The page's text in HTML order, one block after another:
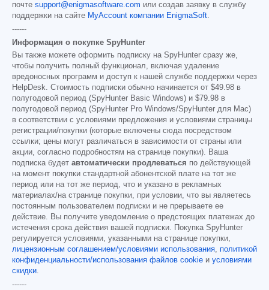
почте support@enigmasoftware.com или создав заявку в службу
поддержки на сайте MyAccount компании EnigmaSoft.
------
Информация о покупке SpyHunter
Вы также можете оформить подписку на SpyHunter сразу же,
чтобы получить полный функционал, включая удаление
вредоносных программ и доступ к нашей службе поддержки через
HelpDesk. Стоимость подписки обычно начинается от $49.98 в
полугодовой период (SpyHunter Basic Windows) и $79.98 в
полугодовой период (SpyHunter Pro Windows/SpyHunter для Mac)
в соответствии с условиями предложения и условиями страницы
регистрации/покупки (которые включены сюда посредством
ссылки; цены могут различаться в зависимости от страны или
акции, согласно подробностям на странице покупки). Ваша
подписка будет автоматически продлеваться по действующей
на момент покупки стандартной абонентской плате на тот же
период или на тот же период, что и указано в рекламных
материалах/на странице покупки, при условии, что вы являетесь
постоянным пользователем подписки и не прерываете ее
действие. Вы получите уведомление о предстоящих платежах до
истечения срока действия вашей подписки. Покупка SpyHunter
регулируется условиями, указанными на странице покупки,
лицензионным соглашением/условиями использования, политикой
конфиденциальности/использования файлов cookie и условиями
скидки.
------